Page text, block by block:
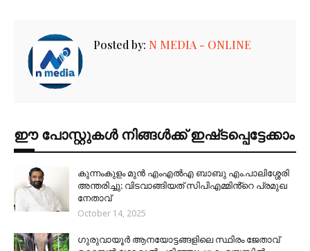
Posted by: N MEDIA - ONLINE
ഈ പോസ്റ്റുകൾ നിങ്ങൾക്ക് ഇഷ്‌‌ടപ്പെട്ടേക്കാം
കുന്നംകുളം മുൻ എംഎൽഎ ബാബു എം.പാലിശ്ശേരി
അന്തരിച്ചു; വിടവാങ്ങിയത് സിപിഎമ്മിൻ്റെ പ്രമുഖ
നേതാവ്
October 14, 2025
ഗുരുവായൂർ ആനയോട്ടങ്ങളിലെ സ്ഥിരം ജേതാവ്